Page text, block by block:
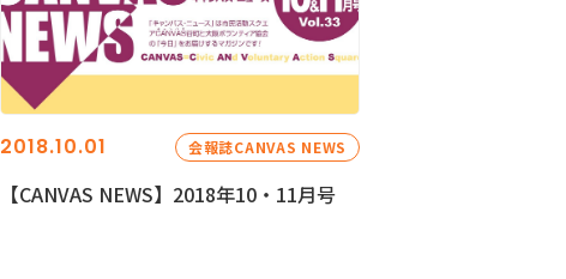
2018.10.01 会報誌CANVAS NEWS
【CANVAS NEWS】2018年10・11月号